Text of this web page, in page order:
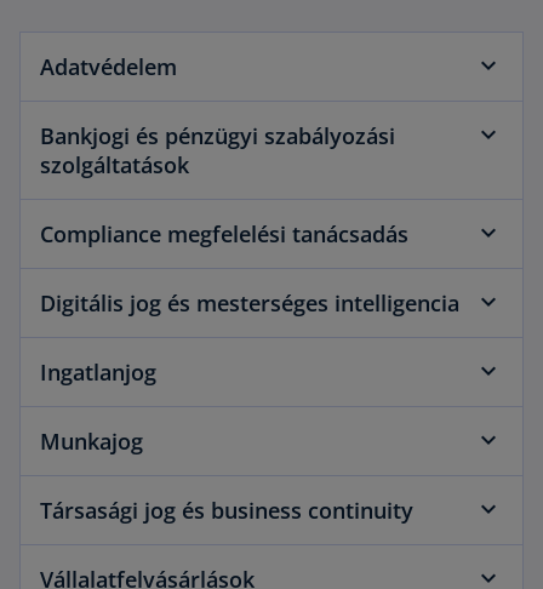
Adatvédelem
Bankjogi és pénzügyi szabályozási
szolgáltatások
Compliance megfelelési tanácsadás
Digitális jog és mesterséges intelligencia
Ingatlanjog
Munkajog
Társasági jog és business continuity
Vállalatfelvásárlások